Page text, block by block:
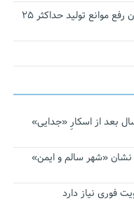
سخنگوی کمیسیون اقتصادی مجلس: قانون رفع موانع تولید حداکثر ۲۵
همچنان در آیینه است/ ۱۴ سال بعد از اسکارِ «جدایی»
«شهر سالم و ایمن»
فوری نیاز دارد